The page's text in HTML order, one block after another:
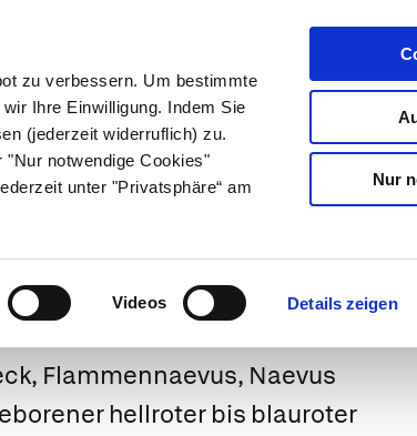
zu verbessern. Um bestimmte
Ihre Einwilligung. Indem Sie
(jederzeit widerruflich) zu.
notwendige Cookies"
unter "Privatsphäre“ am
Videos Details zeigen
Nur
Kind Gesund leben Über uns
Flammennaevus, Naevus
hellroter bis blauroter